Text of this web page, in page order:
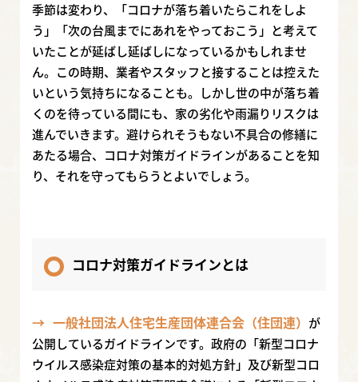
季節は変わり、「コロナが落ち着いたらこれをしよ
う」「次の台風までにあれをやっておこう」と考えて
いたことが延ばし延ばしになっているかもしれませ
ん。この時期、業者やスタッフと接することは控えた
いという気持ちになることも。しかし世の中が落ち着
くのを待っている間にも、家の劣化や雨漏りリスクは
進んでいきます。避けられそうもない不具合の修繕に
あたる場合、コロナ対策ガイドラインがあることを知
り、それを守ってもらうとよいでしょう。
コロナ対策ガイドラインとは
一般社団法人住宅生産団体連合会（住団連） が
公開しているガイドラインです。政府の「新型コロナ
ウイルス感染症対策の基本的対処方針」及び新型コロ